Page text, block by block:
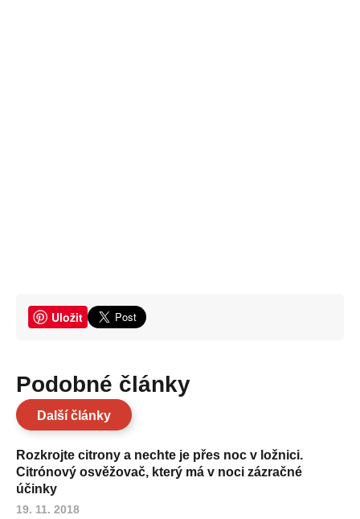
Uložit
Podobné články
Další články
Rozkrojte citrony a nechte je přes noc v ložnici.
Citrónový osvěžovač, který má v noci zázračné
účinky
19. 11. 2018